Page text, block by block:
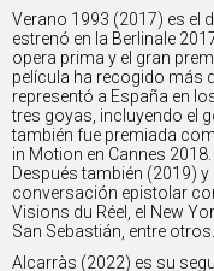
Verano 1993 (2017) es el
estrenó en la Berlinale
opera prima y el gran
película ha recogido más
representó a España en
tres goyas, incluyendo el
también fue premiada
in Motion en Cannes
Después también (2019)
conversación epistolar
Visions du Réel, el New
San Sebastián, entre otros.
Alcarràs (2022) es su